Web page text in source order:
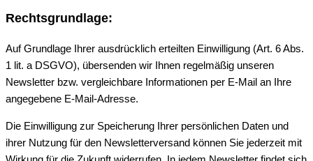
Rechtsgrundlage:
Auf Grundlage Ihrer ausdrücklich erteilten Einwilligung (Art. 6 Abs.
1 lit. a DSGVO), übersenden wir Ihnen regelmäßig unseren
Newsletter bzw. vergleichbare Informationen per E-Mail an Ihre
angegebene E-Mail-Adresse.
Die Einwilligung zur Speicherung Ihrer persönlichen Daten und
ihrer Nutzung für den Newsletterversand können Sie jederzeit mit